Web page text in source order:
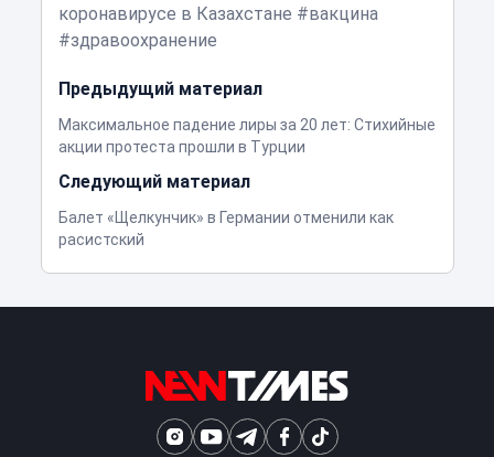
коронавирусе в Казахстане
вакцина
здравоохранение
Предыдущий материал
Максимальное падение лиры за 20 лет: Стихийные
акции протеста прошли в Турции
Следующий материал
Балет «Щелкунчик» в Германии отменили как
расистский